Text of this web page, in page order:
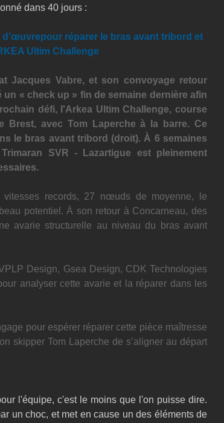
dans 40 jours :
d’œuvrepour réparer le bras avant tribord et
Ultim Challenge
Jacques Vabre, et son convoyage retour
« check up » fin de semaine dernière afin
défi, l'Arkea Ultim Challenge, course
avec Tom Laperche à la barre. Ce
le bras avant tribord (droit). À 6 semaines
SVR - Lazartigue est pleinement
records, 27 nœuds de moyenne, le
potentiel. À son retour à Concarneau, des
avarie structurelle au niveau du bras avant
Design, Gsea Design, CDK Technologies
analyser cette avarie et la réparer dans les
pour espérer réparer cette pièce maîtresse
skipper Tom Laperche de s’aligner au départ
l'équipe, c'est le moins que l'on puisse dire.
un choc, et met en cause un des éléments de